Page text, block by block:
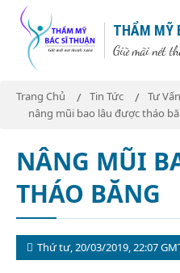
THẨM MỸ
Giữ mãi nét
Trang Chủ Tin Tức
Tư
nâng mũi bao lâu được tháo
NÂNG MŨI
THÁO BĂNG
Thứ tư, 20/03/2019, 22:07